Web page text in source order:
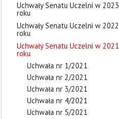
Uchwały Senatu Uczelni w 2023
roku
Uchwały Senatu Uczelni w 2022
roku
Uchwały Senatu Uczelni w 2021
roku
Uchwała nr 1/2021
Uchwała nr 2/2021
Uchwała nr 3/2021
Uchwała nr 4/2021
Uchwała nr 5/2021